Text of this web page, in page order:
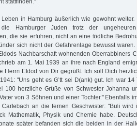
in Hamburg äußerlich wie gewohnt
Hamburger Juden trotz der ungeheuren
die sie erfuhren, nicht an eine tödliche
sich nicht der Gefahrenlage bewusst
Nachbarschaft wohnenden Oberrabbiners
am 1. Mai 1939 an ihre nach England
Herrn Eldod von Dir gegrüßt. Ich soll Dich
"Uns geht es G’tt sei D(ank) gut. Ich war
100 herzliche Grüße von Schwester Johanna
von 3 Söhnen und einer Tochter." Ebenfalls
Carlebach an die fernen Geschwister: "Buli wird
Mathematik, Physik und Chemie habe.
später befanden sich die beiden in der